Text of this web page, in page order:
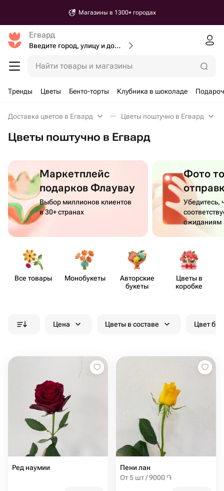
Магазины в 1300+ городах
Егвард
Введите город, улицу и дом доставки
Найти товары и магазины
Тренды Цветы Бенто-торты Клубника в шоколаде
Доставка цветов в Егвард Цветы поштучно в Егвард
Цветы поштучно в Егвард
Маркетплейс
подарков Флаувау
Выбор миллионов клиентов
в 30+ странах
Фото
Убедитесь,
ожиданиям
Все товары Моно​букеты
Авторские
букеты
Цветы в
коробке
Цена Цветы в составе Цвет
Ред наумии
Пени лан
От 5 шт / 9000 ֏